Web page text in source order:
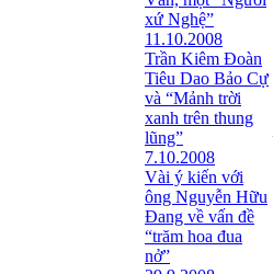
xứ Nghệ”
11.10.2008
Trần Kiêm Đoàn
Tiêu Dao Bảo Cự
và “Mảnh trời
xanh trên thung
lũng”
7.10.2008
Vài ý kiến với
ông Nguyễn Hữu
Đang về vấn đề
“trăm hoa đua
nở”